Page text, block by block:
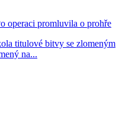
operaci promluvila o prohře
titulové bitvy se zlomeným
na...